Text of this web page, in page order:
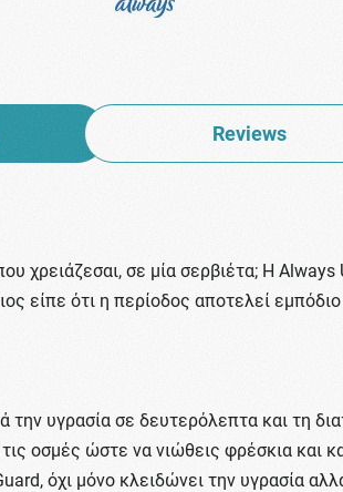
Reviews
χρειάζεσαι, σε μία σερβιέτα; Η
είπε ότι η περίοδος αποτελεί
υγρασία σε δευτερόλεπτα και τη
οσμές ώστε να νιώθεις φρέσκια και
όχι μόνο κλειδώνει την υγρασία